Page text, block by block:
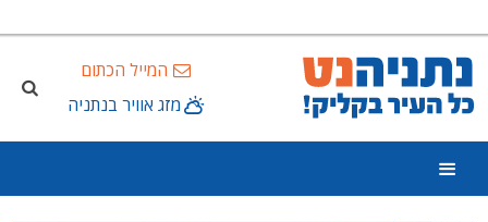
המייל הכתום
מזג אוויר בנתניה